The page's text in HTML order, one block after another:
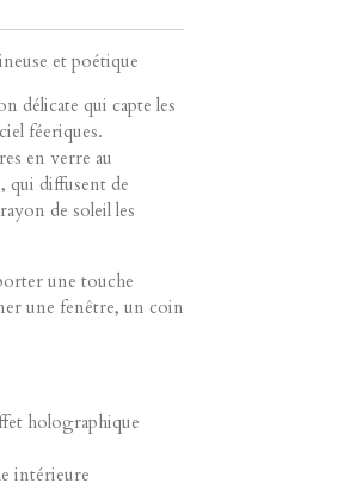
et poétique
délicate qui capte les
féeriques.
en verre au
qui diffusent de
de soleil les
une touche
une fenêtre, un coin
holographique
intérieure